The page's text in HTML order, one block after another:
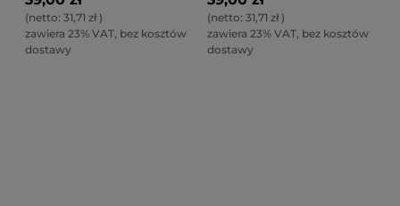
(netto: 31,71 zł)
zawiera 23% VAT, bez kosztów
dostawy
(netto: 31,71 zł)
zawiera 23% VAT, bez kosztów
dostawy